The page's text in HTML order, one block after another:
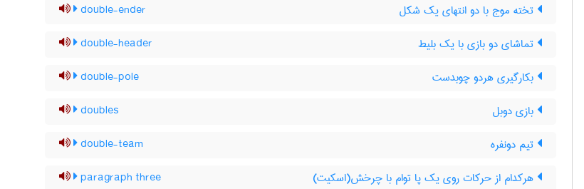
تخته موج با دو انتهای یک شکل double-ender
تماشای دو بازی با یک بلیط double-header
بکارگیری هردو چوبدست double-pole
بازی دوبل doubles
تیم دونفره double-team
هرکدام از حرکات روی یک پا توام با چرخش(اسکیت) paragraph three